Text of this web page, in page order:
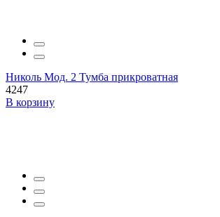
Николь Мод. 2 Тумба прикроватная
4247
В корзину